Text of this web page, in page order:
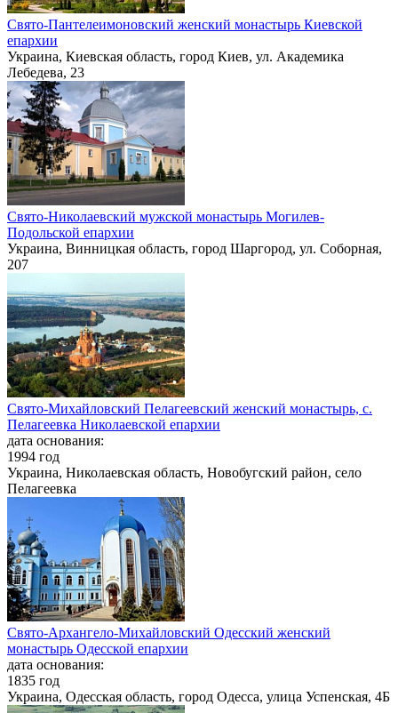
Свято-Пантелеимоновский женский монастырь Киевской
епархии
Украина, Киевская область, город Киев, ул. Академика
Лебедева, 23
Свято-Николаевский мужской монастырь Могилев-
Подольской епархии
Украина, Винницкая область, город Шаргород, ул. Соборная,
207
Свято-Михайловский Пелагеевский женский монастырь, с.
Пелагеевка Николаевской епархии
дата основания:
1994 год
Украина, Николаевская область, Новобугский район, село
Пелагеевка
Свято-Архангело-Михайловский Одесский женский
монастырь Одесской епархии
дата основания:
1835 год
Украина, Одесская область, город Одесса, улица Успенская, 4Б